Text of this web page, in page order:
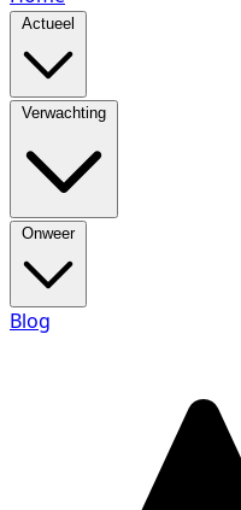
Actueel
Verwachting
Onweer
Blog